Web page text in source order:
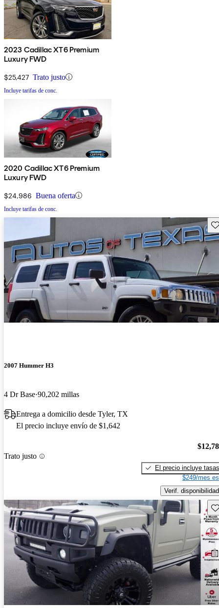
2023 Cadillac XT6 Premium
Luxury FWD
$25,427 Trato justo
Incluye tarifas de conc.
2020 Cadillac XT6 Premium
Luxury FWD
$24,986 Buena oferta
Incluye tarifas de conc.
2007 Hummer H3
4 Dr Base 90,202 millas
Entrega a domicilio desde Tyler, TX
El precio incluye envío de $1,642
Trato justo
El precio incluye tasas
$249/mes
Verif. disponibilidad